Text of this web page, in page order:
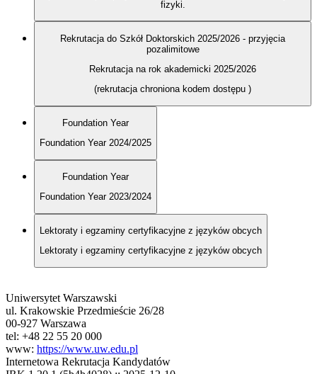
fizyki.
Rekrutacja do Szkół Doktorskich 2025/2026 - przyjęcia
pozalimitowe
Rekrutacja na rok akademicki 2025/2026
(rekrutacja chroniona kodem dostępu )
Foundation Year
Foundation Year 2024/2025
Foundation Year
Foundation Year 2023/2024
Lektoraty i egzaminy certyfikacyjne z języków obcych
Lektoraty i egzaminy certyfikacyjne z języków obcych
Uniwersytet Warszawski
ul. Krakowskie Przedmieście 26/28
00-927 Warszawa
tel: +48 22 55 20 000
www: https://www.uw.edu.pl
Internetowa Rekrutacja Kandydatów